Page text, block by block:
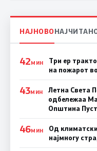
НАЈНОВО
42МИН
Три ер
на пожарот
43МИН
Летна Света
одбележаа
Општина
46МИН
Од
најмногу